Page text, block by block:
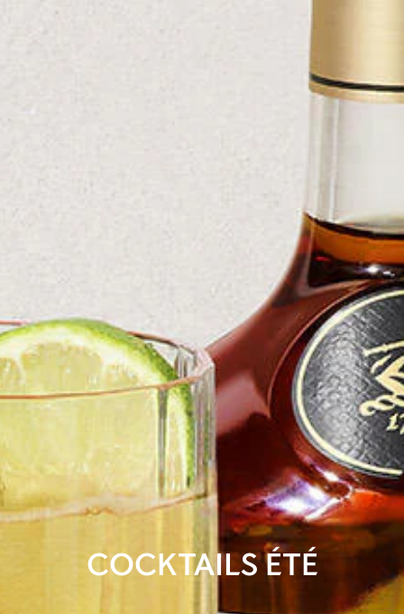
COCKTAILS ÉTÉ